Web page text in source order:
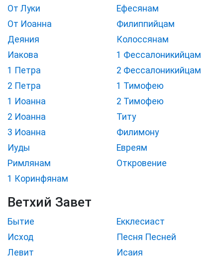
От Луки
От Иоанна
Деяния
Иакова
1 Петра
2 Петра
1 Иоанна
2 Иоанна
3 Иоанна
Иуды
Римлянам
1 Коринфянам
Ефесянам
Филиппийцам
Колоссянам
1 Фессалоникийцам
2 Фессалоникийцам
1 Тимофею
2 Тимофею
Титу
Филимону
Евреям
Откровение
Ветхий Завет
Бытие
Исход
Левит
Екклесиаст
Песня Песней
Исаия